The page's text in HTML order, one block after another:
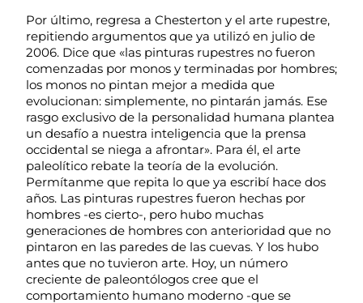
Por último, regresa a Chesterton y el arte rupestre,
repitiendo argumentos que ya utilizó en julio de
2006. Dice que «las pinturas rupestres no fueron
comenzadas por monos y terminadas por hombres;
los monos no pintan mejor a medida que
evolucionan: simplemente, no pintarán jamás. Ese
rasgo exclusivo de la personalidad humana plantea
un desafío a nuestra inteligencia que la prensa
occidental se niega a afrontar». Para él, el arte
paleolítico rebate la teoría de la evolución.
Permítanme que repita lo que ya escribí hace dos
años. Las pinturas rupestres fueron hechas por
hombres -es cierto-, pero hubo muchas
generaciones de hombres con anterioridad que no
pintaron en las paredes de las cuevas. Y los hubo
antes que no tuvieron arte. Hoy, un número
creciente de paleontólogos cree que el
comportamiento humano moderno -que se